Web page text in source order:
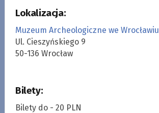
Lokalizacja:
Muzeum Archeologiczne we Wrocławiu
Ul. Cieszyńskiego 9
50-136 Wrocław
Bilety:
Bilety do - 20 PLN